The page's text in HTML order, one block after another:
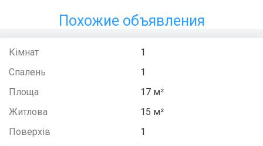
Похожие объявления
Кімнат
1
Спалень
1
Площа
17 м²
Житлова
15 м²
Поверхів
1